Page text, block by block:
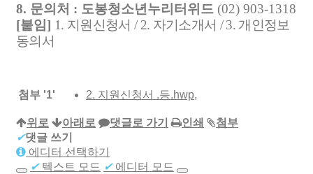
8. 문의처 : 도봉청소년누리터위드 (02) 903-1318
[붙임] 1. 지원신청서 / 2. 자기소개서 / 3. 개인정보
동의서
첨부 '1' 2. 지원신청서 .등.hwp,
위로 아래로 댓글로 가기 인쇄
첨부
✔댓글 쓰기
에디터 선택하기
✔ 텍스트 모드 ✔ 에디터 모드